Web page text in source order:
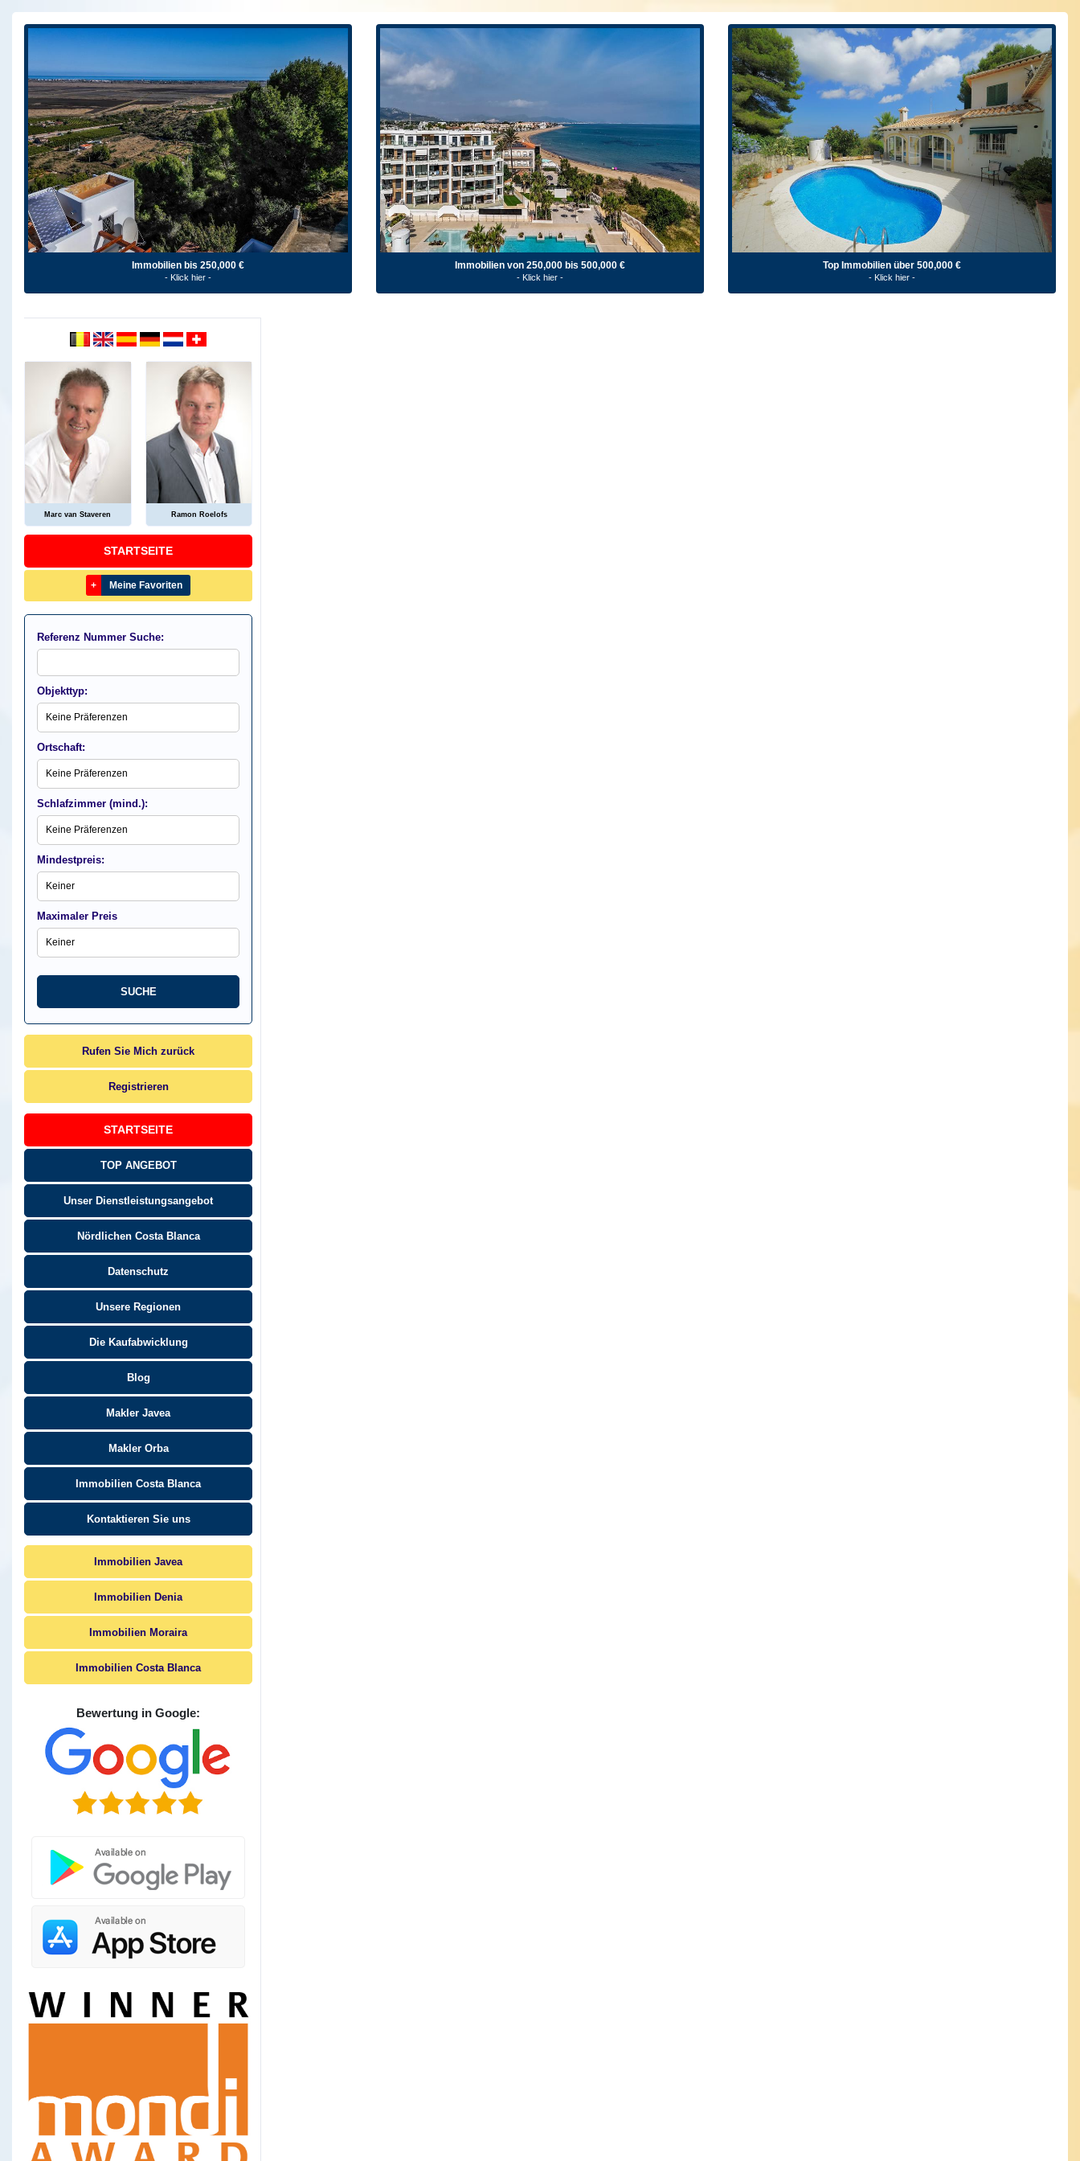
Immobilien bis 250,000 €
- Klick hier -
Immobilien von 250,000 bis 500,000 €
- Klick hier -
Top Immobilien über 500,000 €
- Klick hier -
Marc van Staveren Ramon Roelofs
STARTSEITE
+ Meine Favoriten
Referenz Nummer Suche:
Objekttyp:
Ortschaft:
Schlafzimmer (mind.):
Mindestpreis:
Maximaler Preis
Rufen Sie Mich zurück
Registrieren
STARTSEITE
TOP ANGEBOT
Unser Dienstleistungsangebot
Nördlichen Costa Blanca
Datenschutz
Unsere Regionen
Die Kaufabwicklung
Blog
Makler Javea
Makler Orba
Immobilien Costa Blanca
Kontaktieren Sie uns
Immobilien Javea
Immobilien Denia
Immobilien Moraira
Immobilien Costa Blanca
Bewertung in Google: